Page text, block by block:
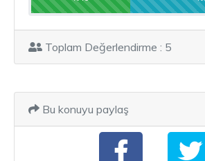
Toplam Değerlendirme : 5
Bu konuyu paylaş